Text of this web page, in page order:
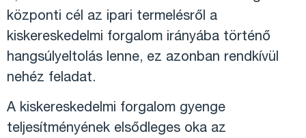
központi cél az ipari termelésről a
kiskereskedelmi forgalom irányába történő
hangsúlyeltolás lenne, ez azonban rendkívül
nehéz feladat.
A kiskereskedelmi forgalom gyenge
teljesítményének elsődleges oka az